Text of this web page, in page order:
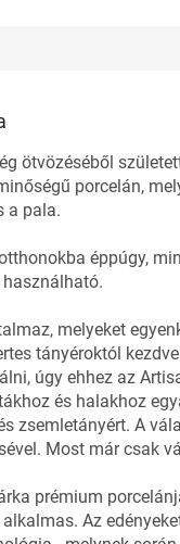
ötvözéséből
porcelán,
a pala.
éppúgy,
melyeket
tányéroktól
úgy ehhez az
és halakhoz
zsemletányért. A
Most már csak
prémium
Az